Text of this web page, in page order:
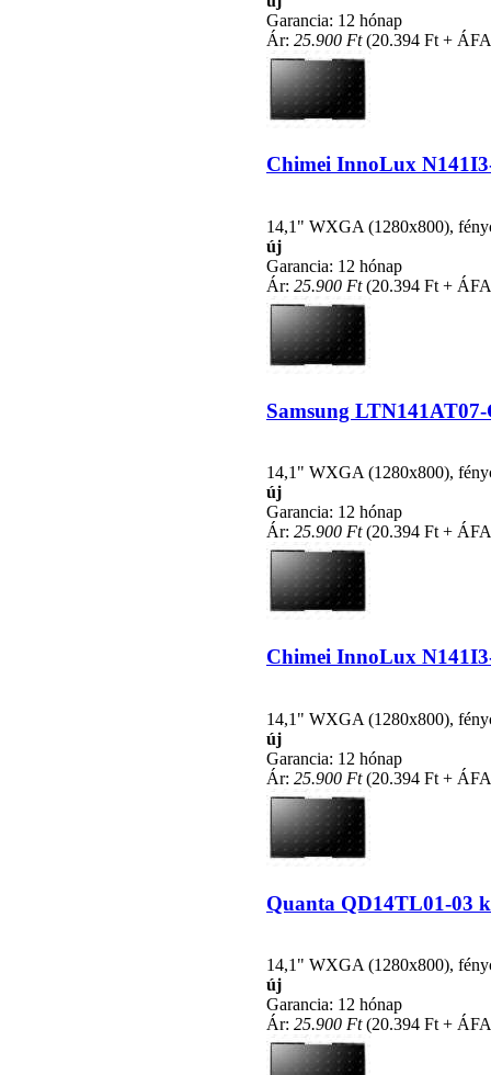
Garancia: 12 hónap
Ár: 25.900 Ft(20.394 Ft +
Chimei InnoLux
14,1" WXGA (1280x800),
új
Garancia: 12 hónap
Ár: 25.900 Ft(20.394 Ft +
Samsung
14,1" WXGA (1280x800),
új
Garancia: 12 hónap
Ár: 25.900 Ft(20.394 Ft +
Chimei InnoLux
14,1" WXGA (1280x800),
új
Garancia: 12 hónap
Ár: 25.900 Ft(20.394 Ft +
Quanta QD14TL01-03
14,1" WXGA (1280x800),
új
Garancia: 12 hónap
Ár: 25.900 Ft(20.394 Ft +